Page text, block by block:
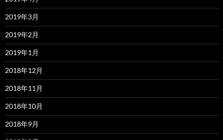
2019年3月
2019年2月
2019年1月
2018年12月
2018年11月
2018年10月
2018年9月